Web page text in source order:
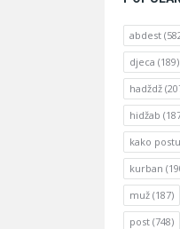
abdest
djeca (189)
hadždž
hidžab
kako
kurban
muž (187)
post (748)